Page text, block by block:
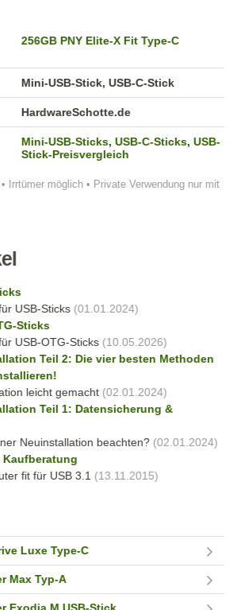
Irrtümer möglich • Private Verwendung nur mit
256GB PNY Elite-X Fit Type-C
Mini-USB-Stick, USB-C-Stick
HardwareSchotte.de
Mini-USB-Sticks,USB-C-Sticks,USB-
Stick-Preisvergleich
USB-Sticks(01.01.2024)
Sticks
USB-OTG-Sticks(10.05.2026)
Teil 2: Die vier besten Methoden
leicht gemacht(02.01.2024)
Teil 1: Datensicherung &
Neuinstallation beachten?(02.01.2024)
Kaufberatung
fit für USB 3.1 (13.11.2015)
Luxe Type-C
Max Typ-A